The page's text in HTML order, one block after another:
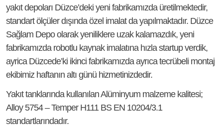
yakıt depoları Düzce’deki yeni fabrikamızda üretilmektedir,
standart ölçüler dışında özel imalat da yapılmaktadır. Düzce
Sağlam Depo olarak yeniliklere uzak kalamazdık, yeni
fabrikamızda robotlu kaynak imalatına hızla startup verdik,
ayrica Düzcede’ki ikinci fabrikamızda ayrıca tecrübeli montaj
ekibimiz haftanın altı günü hizmetinizdedir.
Yakıt tanklarında kullanılan Alüminyum malzeme kalitesi;
Alloy 5754 – Temper H111 BS EN 10204/3.1
standartlarındadır.